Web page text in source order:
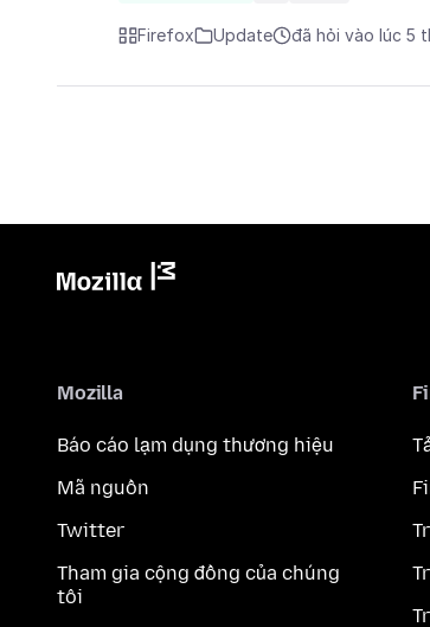
Firefox Update đã hỏi vào lúc 5
Mozilla
Báo cáo lạm dụng thương hiệu
Mã nguồn
Twitter
Tham gia cộng đồng của chúng
tôi